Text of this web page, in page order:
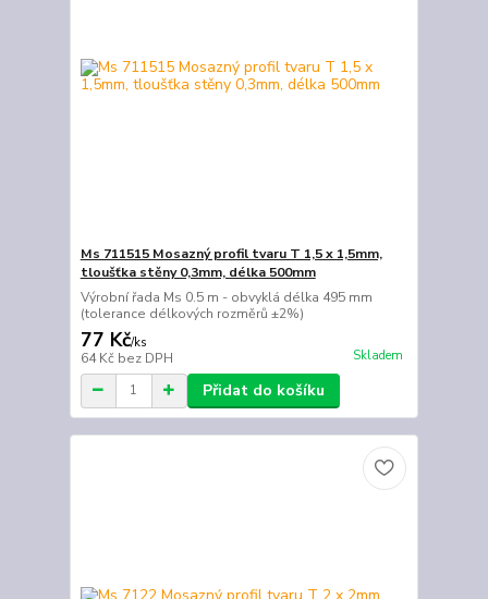
Ms 711515 Mosazný profil tvaru T 1,5 x 1,5mm,
tloušťka stěny 0,3mm, délka 500mm
Výrobní řada Ms 0.5 m - obvyklá délka 495 mm
(tolerance délkových rozměrů ±2%)
77 Kč/ks
64 Kč bez DPH Skladem
Přidat do košíku